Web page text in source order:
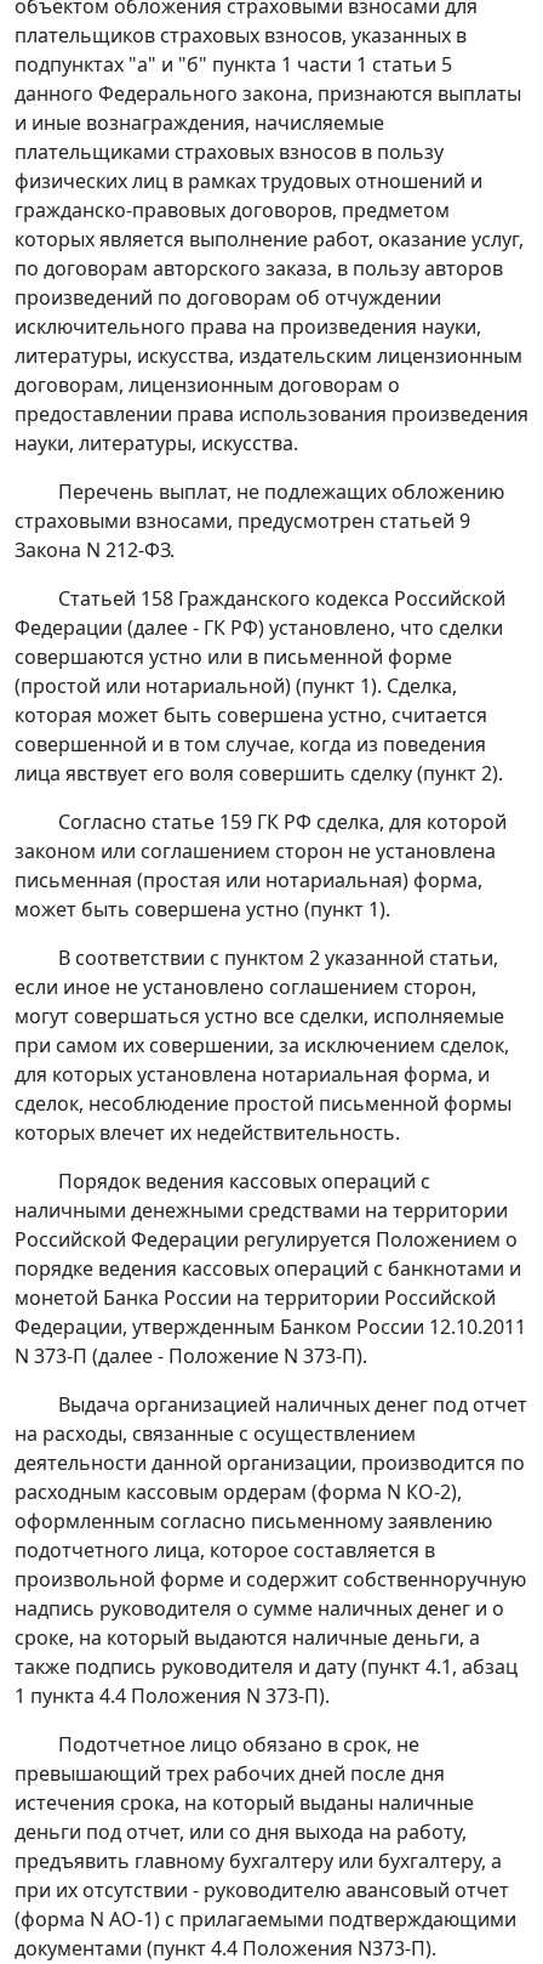
объектом обложения страховыми взносами для
плательщиков страховых взносов, указанных в
подпунктах "а" и "б" пункта 1 части 1 статьи 5
данного Федерального закона, признаются выплаты
и иные вознаграждения, начисляемые
плательщиками страховых взносов в пользу
физических лиц в рамках трудовых отношений и
гражданско-правовых договоров, предметом
которых является выполнение работ, оказание услуг,
по договорам авторского заказа, в пользу авторов
произведений по договорам об отчуждении
исключительного права на произведения науки,
литературы, искусства, издательским лицензионным
договорам, лицензионным договорам о
предоставлении права использования произведения
науки, литературы, искусства.
Перечень выплат, не подлежащих обложению
страховыми взносами, предусмотрен статьей 9
Закона N 212-ФЗ.
Статьей 158 Гражданского кодекса Российской
Федерации (далее - ГК РФ) установлено, что сделки
совершаются устно или в письменной форме
(простой или нотариальной) (пункт 1). Сделка,
которая может быть совершена устно, считается
совершенной и в том случае, когда из поведения
лица явствует его воля совершить сделку (пункт 2).
Согласно статье 159 ГК РФ сделка, для которой
законом или соглашением сторон не установлена
письменная (простая или нотариальная) форма,
может быть совершена устно (пункт 1).
В соответствии с пунктом 2 указанной статьи,
если иное не установлено соглашением сторон,
могут совершаться устно все сделки, исполняемые
при самом их совершении, за исключением сделок,
для которых установлена нотариальная форма, и
сделок, несоблюдение простой письменной формы
которых влечет их недействительность.
Порядок ведения кассовых операций с
наличными денежными средствами на территории
Российской Федерации регулируется Положением о
порядке ведения кассовых операций с банкнотами и
монетой Банка России на территории Российской
Федерации, утвержденным Банком России 12.10.2011
N 373-П (далее - Положение N 373-П).
Выдача организацией наличных денег под отчет
на расходы, связанные с осуществлением
деятельности данной организации, производится по
расходным кассовым ордерам (форма N КО-2),
оформленным согласно письменному заявлению
подотчетного лица, которое составляется в
произвольной форме и содержит собственноручную
надпись руководителя о сумме наличных денег и о
сроке, на который выдаются наличные деньги, а
также подпись руководителя и дату (пункт 4.1, абзац
1 пункта 4.4 Положения N 373-П).
Подотчетное лицо обязано в срок, не
превышающий трех рабочих дней после дня
истечения срока, на который выданы наличные
деньги под отчет, или со дня выхода на работу,
предъявить главному бухгалтеру или бухгалтеру, а
при их отсутствии - руководителю авансовый отчет
(форма N АО-1) с прилагаемыми подтверждающими
документами (пункт 4.4 Положения N373-П).